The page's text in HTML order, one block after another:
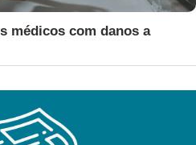
médicos com danos a